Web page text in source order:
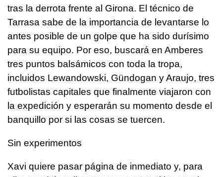
tras la derrota frente al Girona. El técnico de
Tarrasa sabe de la importancia de levantarse lo
antes posible de un golpe que ha sido durísimo
para su equipo. Por eso, buscará en Amberes
tres puntos balsámicos con toda la tropa,
incluidos Lewandowski, Gündogan y Araujo, tres
futbolistas capitales que finalmente viajaron con
la expedición y esperarán su momento desde el
banquillo por si las cosas se tuercen.
Sin experimentos
Xavi quiere pasar página de inmediato y, para